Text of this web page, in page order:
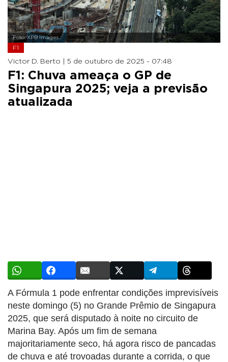
Foto: XPB Images
F1
Victor D. Berto | 5 de outubro de 2025 - 07:48
F1: Chuva ameaça o GP de
Singapura 2025; veja a previsão
atualizada
A Fórmula 1 pode enfrentar condições imprevisíveis
neste domingo (5) no Grande Prêmio de Singapura
2025, que será disputado à noite no circuito de
Marina Bay. Após um fim de semana
majoritariamente seco, há agora risco de pancadas
de chuva e até trovoadas durante a corrida, o que